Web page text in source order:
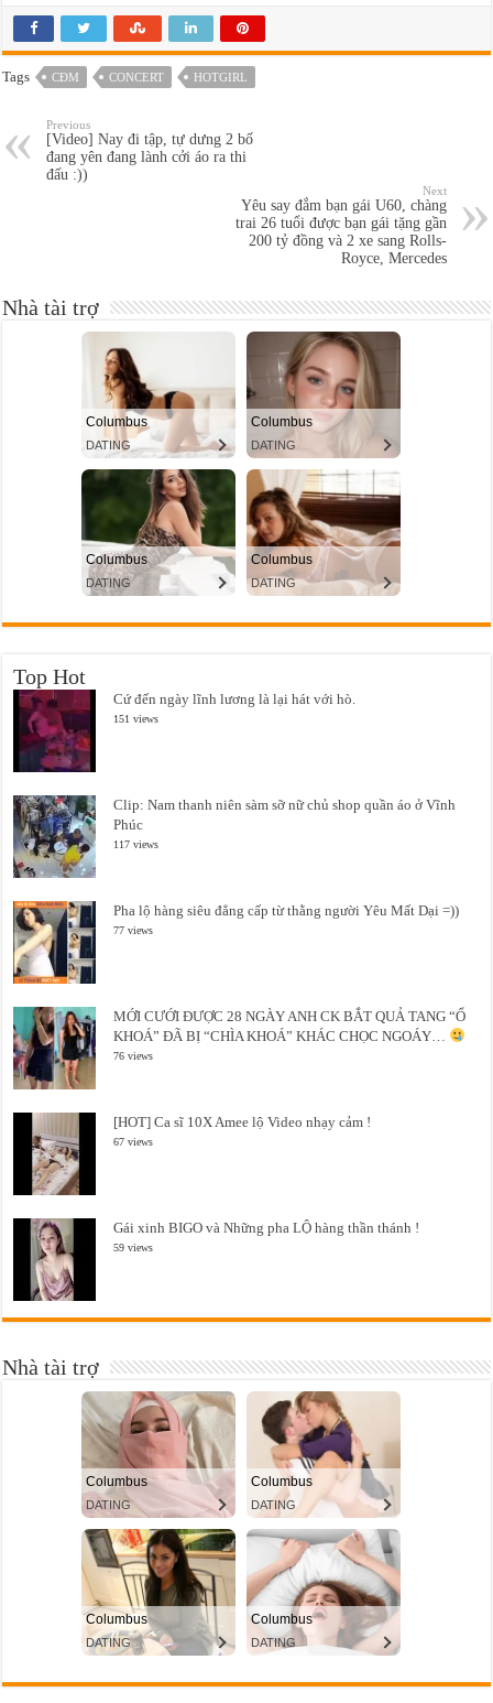
Tags CĐM CONCERT HOTGIRL
Previous
[Video] Nay đi tập, tự dưng 2 bố
đang yên đang lành cởi áo ra thi
đấu :))
Next
Yêu say đắm bạn gái U60, chàng
trai 26 tuổi được bạn gái tặng gần
200 tỷ đồng và 2 xe sang Rolls-
Royce, Mercedes
Nhà tài trợ
Top Hot
Cứ đến ngày lĩnh lương là lại hát với hò.
151 views
Clip: Nam thanh niên sàm sỡ nữ chủ shop quần áo ở Vĩnh
Phúc
117 views
Pha lộ hàng siêu đẳng cấp từ thằng người Yêu Mất Dại =))
77 views
MỚI CƯỚI ĐƯỢC 28 NGÀY ANH CK BẮT QUẢ TANG “Ổ
KHOÁ” ĐÃ BỊ “CHÌA KHOÁ” KHÁC CHỌC NGOÁY…
76 views
[HOT] Ca sĩ 10X Amee lộ Video nhạy cảm !
67 views
Gái xinh BIGO và Những pha LỘ hàng thần thánh !
59 views
Nhà tài trợ